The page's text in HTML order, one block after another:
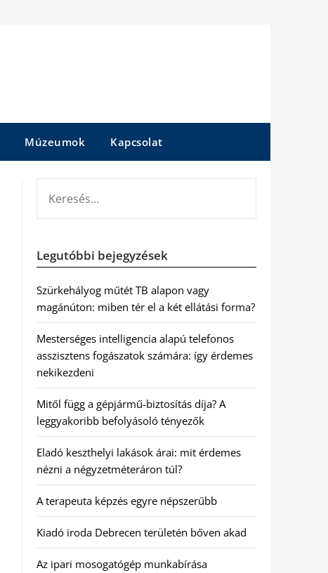
Múzeumok Kapcsolat
Legutóbbi bejegyzések
Szürkehályog műtét TB alapon vagy
magánúton: miben tér el a két ellátási forma?
Mesterséges intelligencia alapú telefonos
asszisztens fogászatok számára: így érdemes
nekikezdeni
Mitől függ a gépjármű-biztosítás díja? A
leggyakoribb befolyásoló tényezők
Eladó keszthelyi lakások árai: mit érdemes
nézni a négyzetméteráron túl?
A terapeuta képzés egyre népszerűbb
Kiadó iroda Debrecen területén bőven akad
Az ipari mosogatógép munkabírása